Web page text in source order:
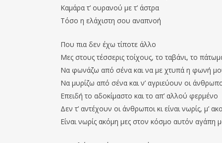
Καμάρα τ’ ουρανού με τ’ άστρα
Τόσο η ελάχιστη σου αναπνοή
Που πια δεν έχω τίποτε άλλο
Μες στους τέσσερις τοίχους, το ταβάνι, το
Να φωνάζω από σένα και να με χτυπά η φωνή
Να μυρίζω από σένα και ν’ αγριεύουν οι
Επειδή το αδοκίμαστο και το απ’ αλλού φερμένο
Δεν τ’ αντέχουν οι άνθρωποι κι είναι νωρίς, μ’
Είναι νωρίς ακόμη μες στον κόσμο αυτόν αγάπη